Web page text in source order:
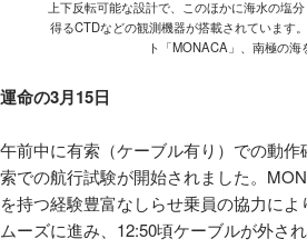
上下反転可能な設計で、このほかに海水の塩
得るCTDなどの観測機器が搭載されています
ト「MONACA」、南極の海
運命の3月15日
午前中に有索（ケーブル有り）での動
索での航行試験が開始されました。
を持つ経験豊富なしらせ乗員の協力に
ムーズに進み、12:50頃ケーブルが外さ